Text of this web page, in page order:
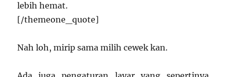
lebih hemat.
[/themeone_quote]
Nah loh, mirip sama milih cewek kan.